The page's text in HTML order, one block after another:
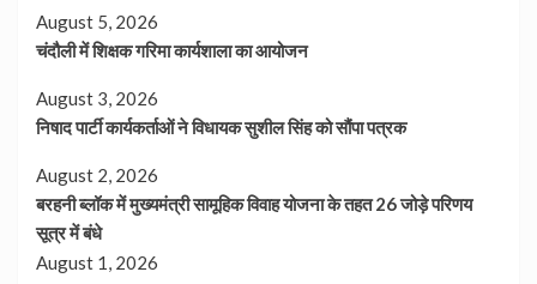
August 5, 2026
चंदौली में शिक्षक गरिमा कार्यशाला का आयोजन
August 3, 2026
निषाद पार्टी कार्यकर्ताओं ने विधायक सुशील सिंह को सौंपा पत्रक
August 2, 2026
बरहनी ब्लॉक में मुख्यमंत्री सामूहिक विवाह योजना के तहत 26 जोड़े परिणय
सूत्र में बंधे
August 1, 2026